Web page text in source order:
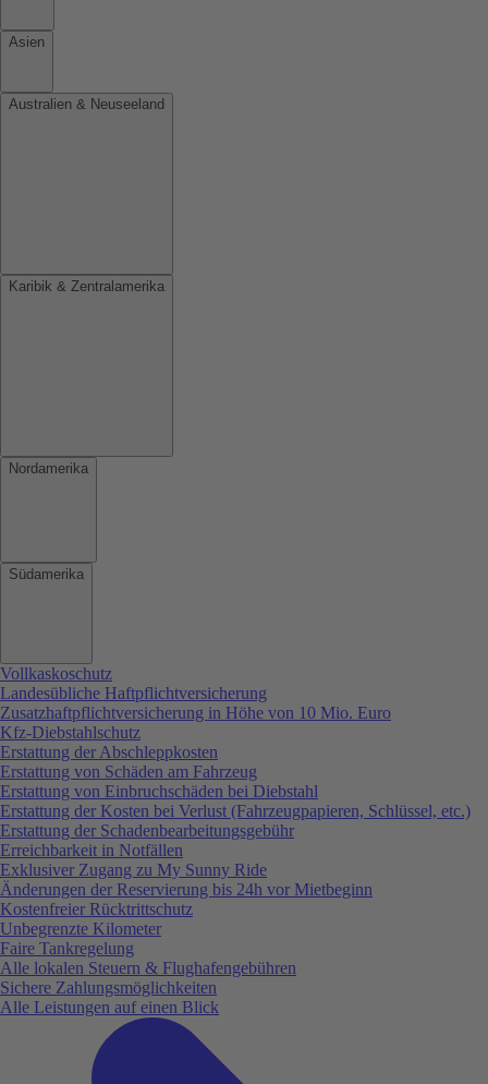
Asien
Australien & Neuseeland
Karibik & Zentralamerika
Nordamerika
Südamerika
Vollkaskoschutz
Landesübliche Haftpflichtversicherung
Zusatzhaftpflichtversicherung in Höhe von 10 Mio. Euro
Kfz-Diebstahlschutz
Erstattung der Abschleppkosten
Erstattung von Schäden am Fahrzeug
Erstattung von Einbruchschäden bei Diebstahl
Erstattung der Kosten bei Verlust (Fahrzeugpapieren, Schlüssel, etc.)
Erstattung der Schadenbearbeitungsgebühr
Erreichbarkeit in Notfällen
Exklusiver Zugang zu My Sunny Ride
Änderungen der Reservierung bis 24h vor Mietbeginn
Kostenfreier Rücktrittschutz
Unbegrenzte Kilometer
Faire Tankregelung
Alle lokalen Steuern & Flughafengebühren
Sichere Zahlungsmöglichkeiten
Alle Leistungen auf einen Blick